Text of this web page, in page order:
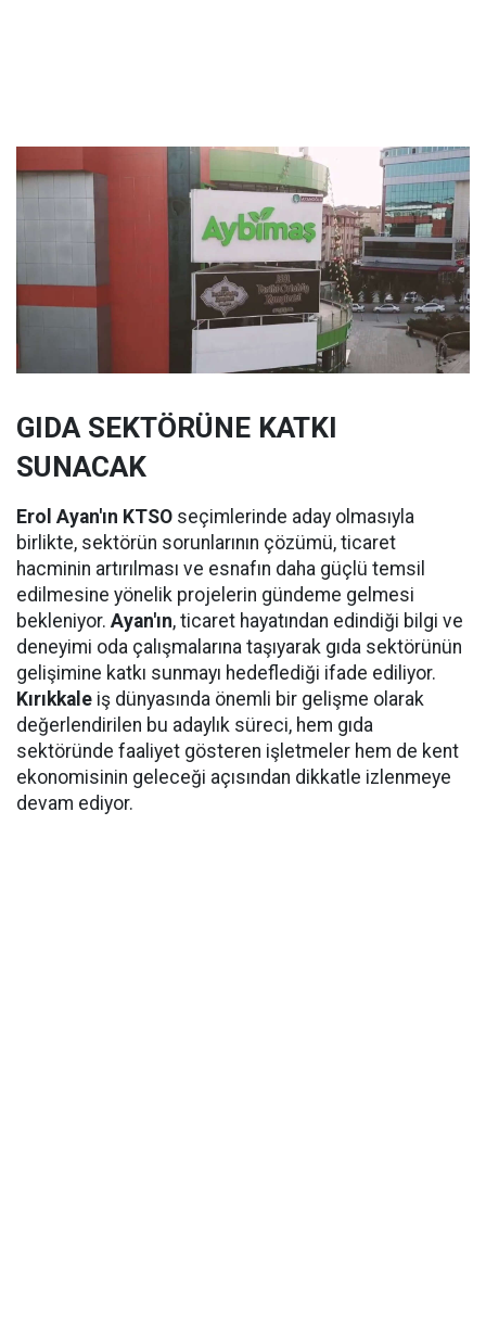
GIDA SEKTÖRÜNE KATKI
SUNACAK
Erol Ayan'ın KTSO seçimlerinde aday olmasıyla
birlikte, sektörün sorunlarının çözümü, ticaret
hacminin artırılması ve esnafın daha güçlü temsil
edilmesine yönelik projelerin gündeme gelmesi
bekleniyor. Ayan'ın, ticaret hayatından edindiği bilgi ve
deneyimi oda çalışmalarına taşıyarak gıda sektörünün
gelişimine katkı sunmayı hedeflediği ifade ediliyor.
Kırıkkale iş dünyasında önemli bir gelişme olarak
değerlendirilen bu adaylık süreci, hem gıda
sektöründe faaliyet gösteren işletmeler hem de kent
ekonomisinin geleceği açısından dikkatle izlenmeye
devam ediyor.